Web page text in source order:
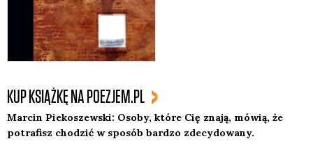
KUP KSIĄŻKĘ NA POEZJEM.PL
Mar­cin Pie­ko­szew­ski: Oso­by, któ­re Cię zna­ją, mówią, że
potra­fisz cho­dzić w spo­sób bar­dzo zde­cy­do­wa­ny.